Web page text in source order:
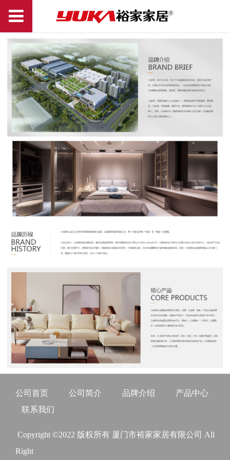
公司首页 公司简介 品牌介绍
产品中心
联系我们
Copyright ©2022 版权所有 厦门市裕家家居有限公司 All
Right